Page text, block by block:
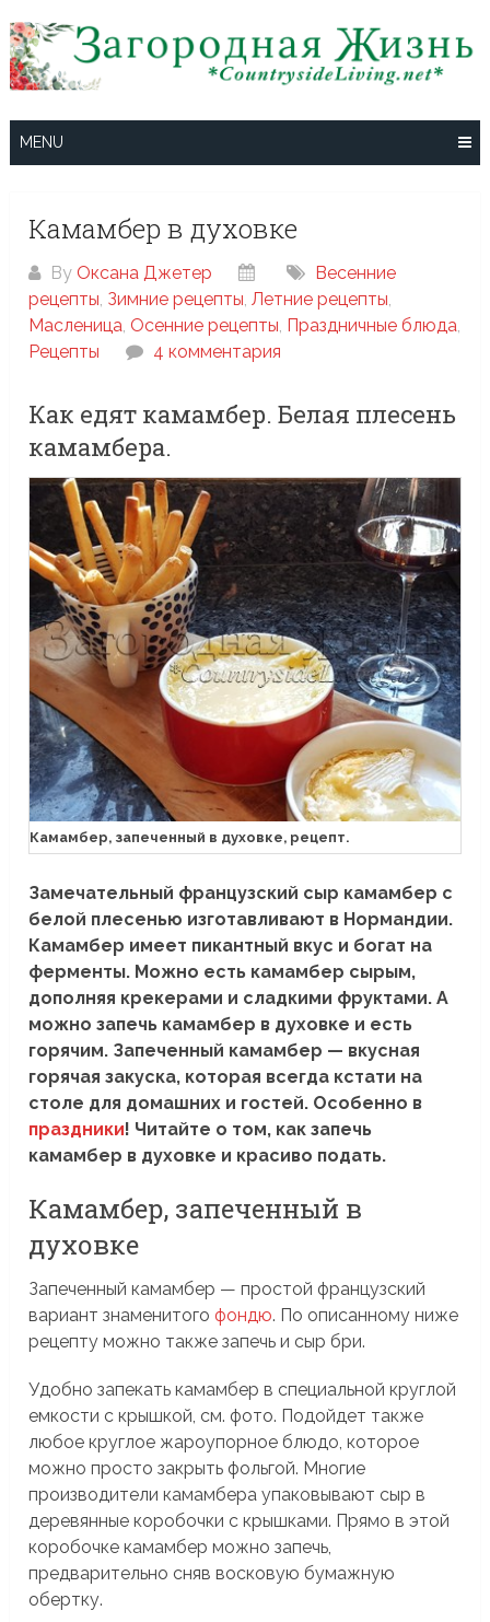
to
content
MENU
Камамбер в духовке
By Оксана Джетер
Весенние
рецепты, Зимние рецепты,Летние рецепты,
Масленица, Осенние рецепты, Праздничные блюда,
Рецепты
4 комментария
Как едят камамбер. Белая плесень
камамбера.
Камамбер, запеченный в духовке, рецепт.
Замечательный французский сыр камамбер с
белой плесенью изготавливают в Нормандии.
Камамбер имеет пикантный вкус и богат на
ферменты. Можно есть камамбер сырым,
дополняя крекерами и сладкими фруктами. А
можно запечь камамбер в духовке и есть
горячим. Запеченный камамбер — вкусная
горячая закуска, которая всегда кстати на
столе для домашних и гостей. Особенно в
праздники! Читайте о том, как запечь
камамбер в духовке и красиво подать.
Камамбер, запеченный в
духовке
Запеченный камамбер — простой французский
вариант знаменитогофондю. По описанному ниже
рецепту можно также запечь и сыр бри.
Удобно запекать камамбер в специальной круглой
емкости с крышкой, см. фото. Подойдет также
любое круглое жароупорное блюдо, которое
можно просто закрыть фольгой. Многие
производители камамбера упаковывают сыр в
деревянные коробочки с крышками. Прямо в этой
коробочке камамбер можно запечь,
предварительно сняв восковую бумажную
обертку.